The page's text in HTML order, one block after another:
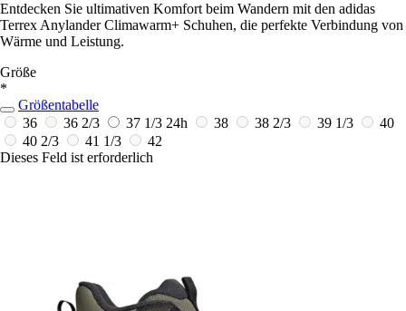
Entdecken Sie ultimativen Komfort beim Wandern mit den adidas
Terrex Anylander Climawarm+ Schuhen, die perfekte Verbindung von
Wärme und Leistung.
Größe
*
Größentabelle
36
36 2/3 37 1/3 24h 38 38 2/3 39 1/3
40
40 2/3
41 1/3
42
Dieses Feld ist erforderlich